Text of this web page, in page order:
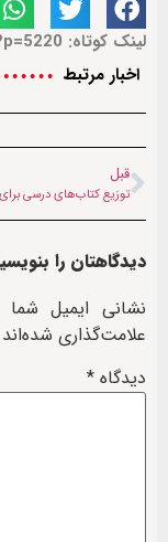
لینک کوتاه: https://iraf.ir/?p=5220
اخبار مرتبط
قبل
دیدگاهتان را
نشانی ایمیل
علامت‌گذاری شده‌اند
دیدگاه *